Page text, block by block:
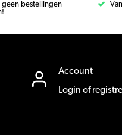
geen bestellingen
Account
Login of